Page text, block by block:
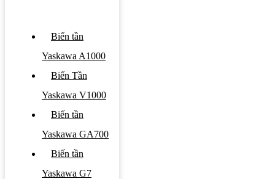
Biến tần
Yaskawa A1000
Biến Tần
Yaskawa V1000
Biến tần
Yaskawa GA700
Biến tần
Yaskawa G7